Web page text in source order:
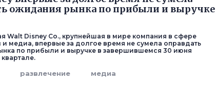
ожидания рынка по прибыли и выручке
Walt Disney Co., крупнейшая в мире компания в сфере
и медиа, впервые за долгое время не сумела оправдать
по прибыли и выручке в завершившемся 30 июня
развлечение медиа